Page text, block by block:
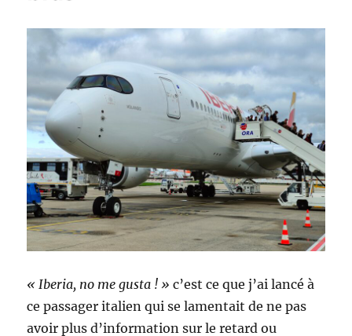
« Iberia, no me gusta ! » c’est ce que j’ai lancé à
ce passager italien qui se lamentait de ne pas
avoir plus d’information sur le retard ou